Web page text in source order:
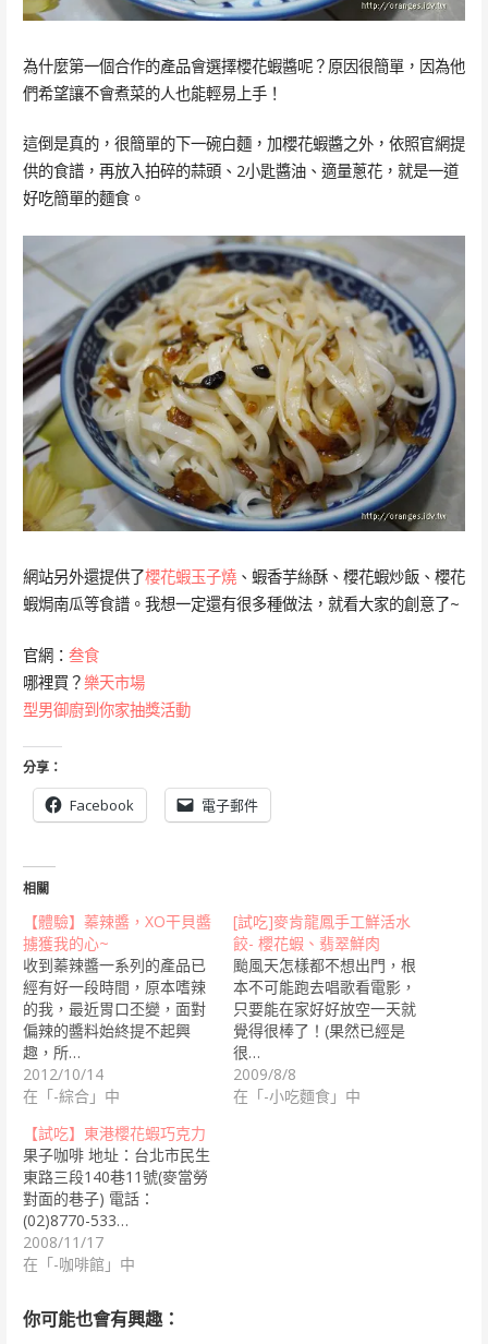
為什麼第一個合作的產品會選擇櫻花蝦醬呢？原因很簡單，因為他
們希望讓不會煮菜的人也能輕易上手！
這倒是真的，很簡單的下一碗白麵，加櫻花蝦醬之外，依照官網提
供的食譜，再放入拍碎的蒜頭、2小匙醬油、適量蔥花，就是一道
好吃簡單的麵食。
網站另外還提供了櫻花蝦玉子燒、蝦香芋絲酥、櫻花蝦炒飯、櫻花
蝦焗南瓜等食譜。我想一定還有很多種做法，就看大家的創意了~
官網： 叁食
哪裡買？樂天市場
型男御廚到你家抽獎活動
分享：
Facebook 電子郵件
相關
【體驗】蓁辣醬，XO干貝醬
擄獲我的心~
收到蓁辣醬一系列的產品已
經有好一段時間，原本嗜辣
的我，最近胃口丕變，面對
偏辣的醬料始終提不起興
趣，所…
2012/10/14
在「-綜合」中
[試吃]麥肯龍鳳手工鮮活水
餃- 櫻花蝦、翡翠鮮肉
颱風天怎樣都不想出門，根
本不可能跑去唱歌看電影，
只要能在家好好放空一天就
覺得很棒了！(果然已經是
很…
2009/8/8
在「-小吃麵食」中
【試吃】東港櫻花蝦巧克力
果子咖啡 地址：台北市民生
東路三段140巷11號(麥當勞
對面的巷子) 電話：
(02)8770-533…
2008/11/17
在「-咖啡館」中
你可能也會有興趣：